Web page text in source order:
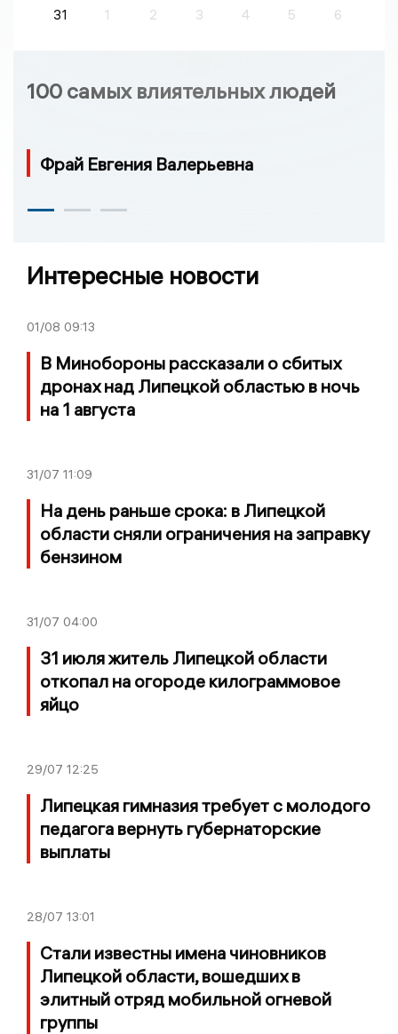
31 1 2 3 4 5 6
100 самых влиятельных людей
Фрай Евгения Валерьевна
Интересные новости
01/08 09:13
В Минобороны рассказали о сбитых
дронах над Липецкой областью в ночь
на 1 августа
31/07 11:09
На день раньше срока: в Липецкой
области сняли ограничения на заправку
бензином
31/07 04:00
31 июля житель Липецкой области
откопал на огороде килограммовое
яйцо
29/07 12:25
Липецкая гимназия требует с молодого
педагога вернуть губернаторские
выплаты
28/07 13:01
Стали известны имена чиновников
Липецкой области, вошедших в
элитный отряд мобильной огневой
группы